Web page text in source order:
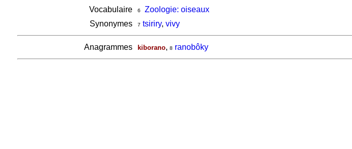
Vocabulaire 6
Zoologie: oiseaux
Synonymes
7 tsiriry, vivy
Anagrammes kiborano, 8 ranobôky